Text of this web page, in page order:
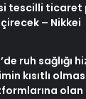
tescilli
– Nikkei
ruh sağlığı
kısıtlı
olan